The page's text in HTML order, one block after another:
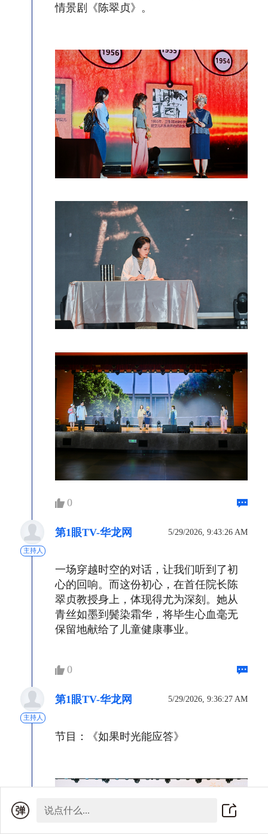
情景剧《陈翠贞》。
0
主持人
第1眼TV-华龙网 5/29/2026, 9:43:26 AM
一场穿越时空的对话，让我们听到了初
心的回响。而这份初心，在首任院长陈
翠贞教授身上，体现得尤为深刻。她从
青丝如墨到鬓染霜华，将毕生心血毫无
保留地献给了儿童健康事业。
0
主持人
第1眼TV-华龙网 5/29/2026, 9:36:27 AM
节目：《如果时光能应答》
说点什么...